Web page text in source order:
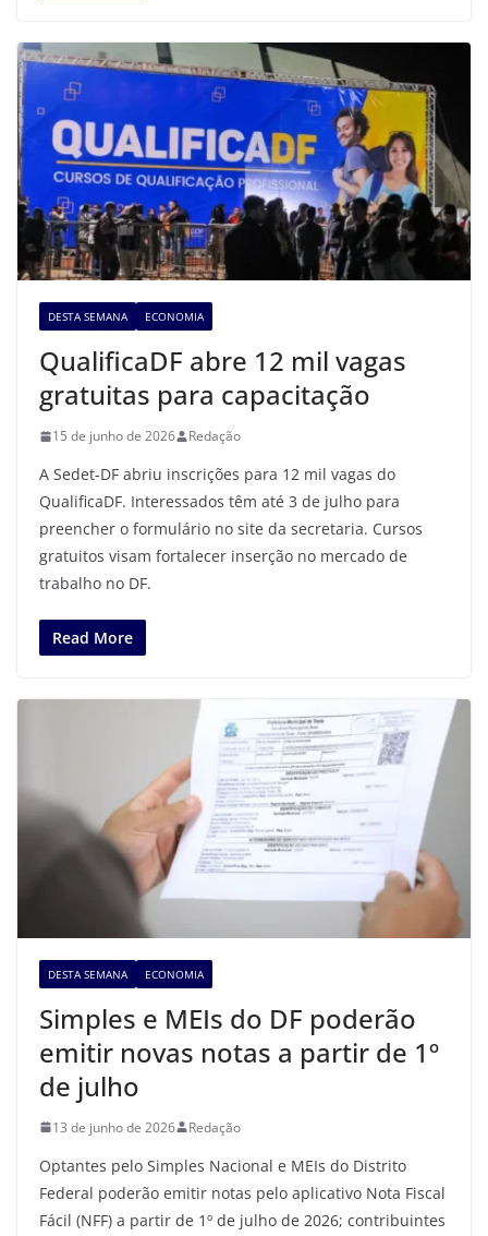
DESTA SEMANA ECONOMIA
QualificaDF abre 12 mil vagas
gratuitas para capacitação
15 de junho de 2026 Redação
A Sedet-DF abriu inscrições para 12 mil vagas do
QualificaDF. Interessados têm até 3 de julho para
preencher o formulário no site da secretaria. Cursos
gratuitos visam fortalecer inserção no mercado de
trabalho no DF.
Read More
DESTA SEMANA ECONOMIA
Simples e MEIs do DF poderão
emitir novas notas a partir de 1º
de julho
13 de junho de 2026 Redação
Optantes pelo Simples Nacional e MEIs do Distrito
Federal poderão emitir notas pelo aplicativo Nota Fiscal
Fácil (NFF) a partir de 1º de julho de 2026; contribuintes